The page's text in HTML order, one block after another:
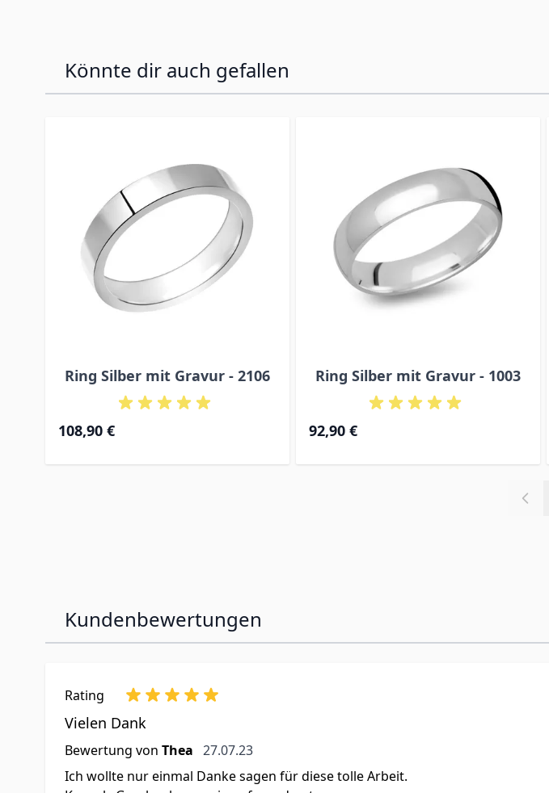
Könnte dir auch gefallen
Ring Silber mit Gravur - 2106
108,90 €
Ring Silber mit Gravur - 1003
92,90 €
Kundenbewertungen
Rating
Vielen Dank
Bewertung von Thea 27. Juli 2023
27.07.23
Ich wollte nur einmal Danke sagen für diese tolle Arbeit.